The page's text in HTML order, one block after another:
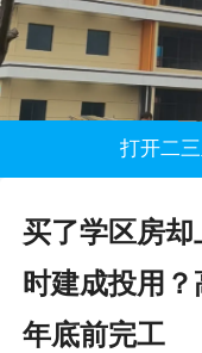
打开二
买了学区房
时建成投用
年底前完工